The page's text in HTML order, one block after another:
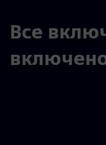
Все